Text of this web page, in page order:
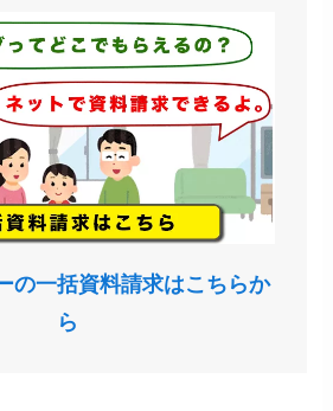
の一括資料請求はこちらか
ら